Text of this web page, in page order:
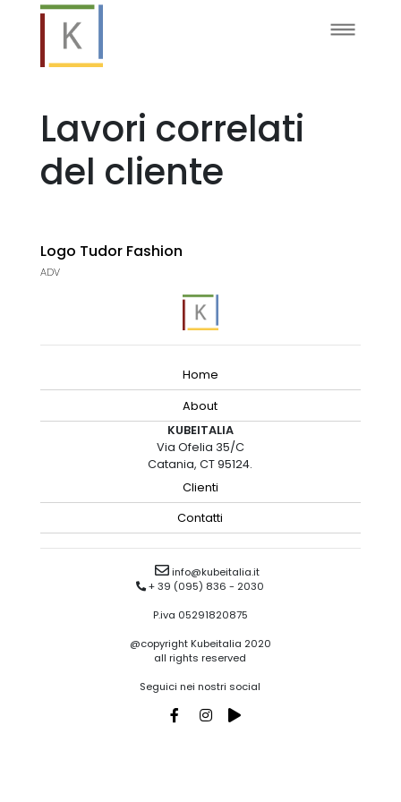
Lavori correlati
del cliente
Logo Tudor Fashion
ADV
Home
About
KUBEITALIA
Via Ofelia 35/C
Catania, CT 95124.
Clienti
Contatti
info@kubeitalia.it
+ 39 (095) 836 - 2030
P.iva 05291820875
@copyright Kubeitalia 2020
all rights reserved
Seguici nei nostri social